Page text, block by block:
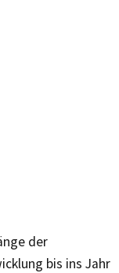
der
bis ins Jahr